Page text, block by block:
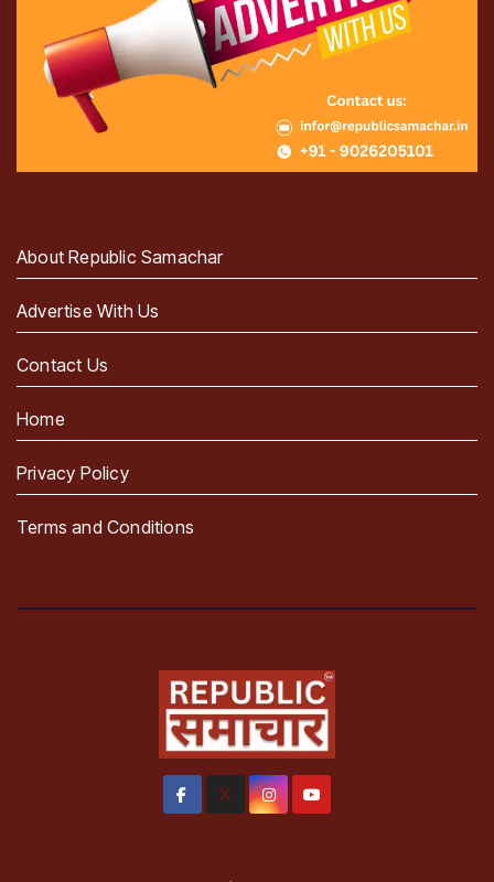
About Republic Samachar
Advertise With Us
Contact Us
Home
Privacy Policy
Terms and Conditions